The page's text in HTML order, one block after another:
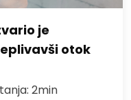
je
otok
2min